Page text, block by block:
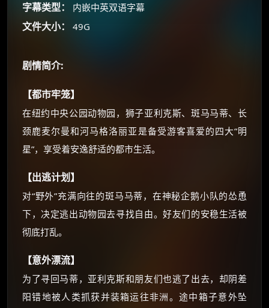
字幕类型： 内嵌中英双语字幕
文件大小： 49G
剧情简介:
【都市牢笼】
在纽约中央公园动物园，狮子亚利克斯、斑马马蒂、长
颈鹿麦尔曼和河马格洛丽亚是备受游客喜爱的四大“明
星”，享受着安逸舒适的都市生活。
【出逃计划】
对“野外”充满向往的斑马马蒂，在神秘企鹅小队的怂恿
下，决定逃出动物园去寻找自由。好友们的安稳生活被
彻底打乱。
【意外漂流】
为了寻回马蒂，亚利克斯和朋友们也逃了出去，却阴差
阳错地被人类抓获并装箱运往非洲。途中箱子意外坠
🧧 福利领取站
你需要的各种会员，都可低价购买！
如夸克12个月送14天 最低75元！
⚡ 前往【大淘客】领红包